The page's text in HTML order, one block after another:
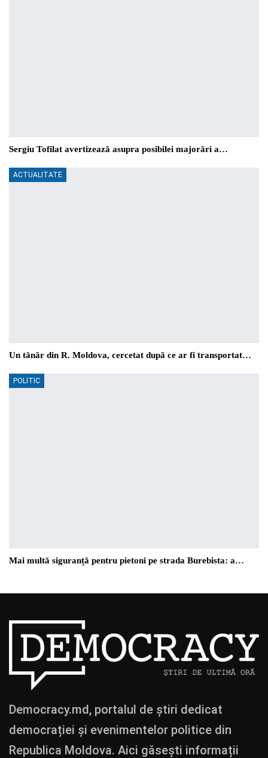
Sergiu Tofilat avertizează asupra posibilei majorări a…
ACTUALITATE
Un tânăr din R. Moldova, cercetat după ce ar fi transportat…
POLITIC
Mai multă siguranță pentru pietoni pe strada Burebista: a…
Democracy.md, portalul de știri dedicat
democrației și evenimentelor politice din
Republica Moldova. Aici găsești informații